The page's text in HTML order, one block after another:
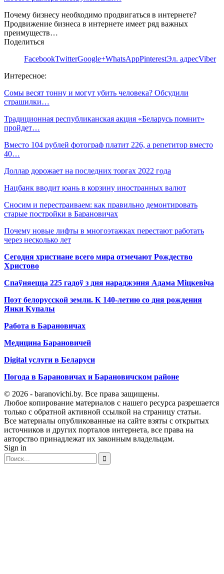
Почему бизнесу необходимо продвигаться в интернете?
Продвижение бизнеса в интернете имеет ряд важных
преимуществ…
Поделиться
FacebookTwitterGoogle+WhatsAppPinterestЭл. адресViber
Интересное:
Сомы весят тонну и могут убить человека? Обсудили
страшилки…
Традиционная республиканская акция «Беларусь помнит»
пройдет…
Вместо 104 рублей фотограф платит 226, а репетитор вместо
40…
Доллар дорожает на последних торгах 2022 года
Нацбанк вводит юань в корзину иностранных валют
Сносим и перестраиваем: как правильно демонтировать
старые постройки в Барановичах
Почему новые лифты в многоэтажках перестают работать
через несколько лет
Сегодня христиане всего мира отмечают Рождество
Христово
Спаўняецца 225 гадоў з дня нараджэння Адама Міцкевіча
Поэт белорусской земли. К 140-летию со дня рождения
Янки Купалы
Работа в Барановичах
Медицина Барановичей
Digital услуги в Беларуси
Погода в Барановичах и Барановичском районе
© 2026 - baranovichi.by. Все права защищены.
Любое копирование материалов с нашего ресурса разрешается
только с обратной активной ссылкой на страницу статьи.
Все материалы опубликованные на сайте взяты с открытых
источников и других порталов интернета, все права на
авторство принадлежат их законным владельцам.
Sign in